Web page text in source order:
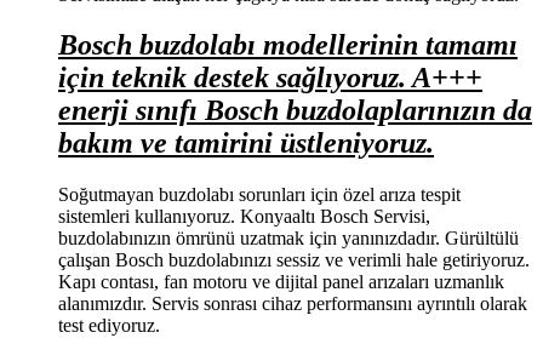
Bosch buzdolabı modellerinin tamamı
için teknik destek sağlıyoruz. A+++
enerji sınıfı Bosch buzdolaplarınızın da
bakım ve tamirini üstleniyoruz.
Soğutmayan buzdolabı sorunları için özel arıza tespit
sistemleri kullanıyoruz. Konyaaltı Bosch Servisi,
buzdolabınızın ömrünü uzatmak için yanınızdadır. Gürültülü
çalışan Bosch buzdolabınızı sessiz ve verimli hale getiriyoruz.
Kapı contası, fan motoru ve dijital panel arızaları uzmanlık
alanımızdır. Servis sonrası cihaz performansını ayrıntılı olarak
test ediyoruz.